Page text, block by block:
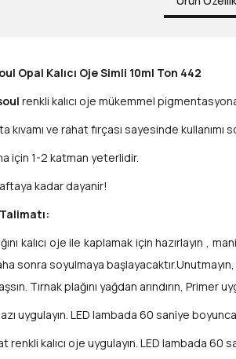
Opal Kalıcı Oje Simli 10ml Ton 442
renkli kalıcı oje mükemmel
kıvamı ve rahat fırçası sayesinde kullanımı
için 1-2 katman yeterlidir.
kadar dayanir!
kalıcı oje ile kaplamak için hazırlayın ,
sonra soyulmaya
Tırnak plağını yağdan arındırın, Primer
uygulayın. LED lambada 60 saniye
renkli kalıcı oje uygulayın. LED lambada